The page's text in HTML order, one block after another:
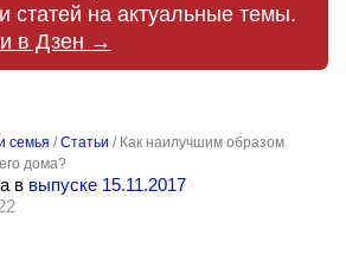
статей на актуальные темы.
в Дзен →
семья /Статьи / Как наилучшим образом
дома?
в выпуске 15.11.2017